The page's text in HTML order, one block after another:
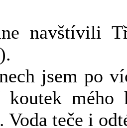
navštívili
jsem po
koutek mého
Voda teče i